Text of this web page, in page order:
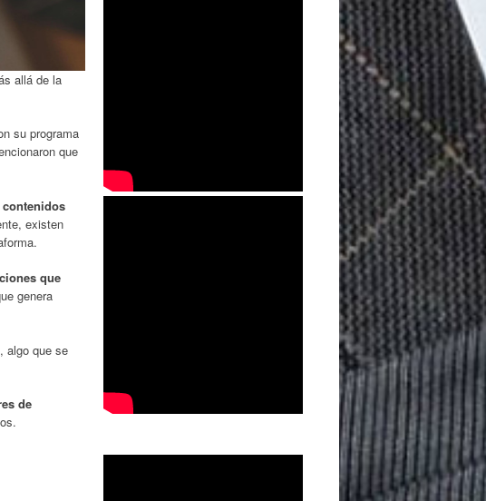
allá de la
su programa
que
existen
que
genera
algo que se
de